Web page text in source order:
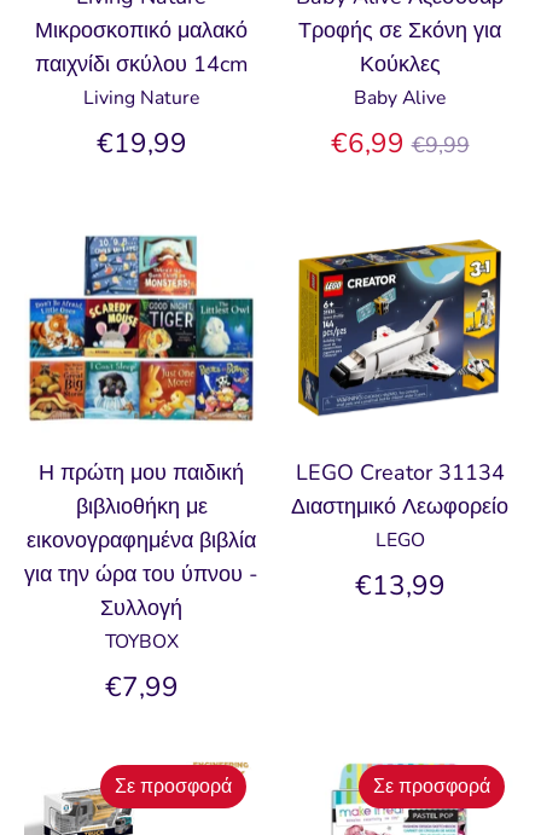
Μικροσκοπικό μαλακό
παιχνίδι σκύλου 14cm
Living Nature
€19,99
Τροφής σε Σκόνη για
Κούκλες
Baby Alive
€6,99 Κανονική
€9,99
Η πρώτη μου παιδική
βιβλιοθήκη με
εικονογραφημένα βιβλία
για την ώρα του ύπνου -
Συλλογή
TOYBOX
€7,99
LEGO Creator 31134
Διαστημικό Λεωφορείο
LEGO
€13,99
Σε προσφορά Σε προσφορά